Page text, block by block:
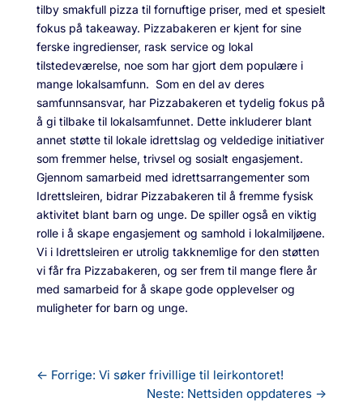
tilby smakfull pizza til fornuftige priser, med et spesielt
fokus på takeaway. Pizzabakeren er kjent for sine
ferske ingredienser, rask service og lokal
tilstedeværelse, noe som har gjort dem populære i
mange lokalsamfunn. Som en del av deres
samfunnsansvar, har Pizzabakeren et tydelig fokus på
å gi tilbake til lokalsamfunnet. Dette inkluderer blant
annet støtte til lokale idrettslag og veldedige initiativer
som fremmer helse, trivsel og sosialt engasjement.
Gjennom samarbeid med idrettsarrangementer som
Idrettsleiren, bidrar Pizzabakeren til å fremme fysisk
aktivitet blant barn og unge. De spiller også en viktig
rolle i å skape engasjement og samhold i lokalmiljøene.
Vi i Idrettsleiren er utrolig takknemlige for den støtten
vi får fra Pizzabakeren, og ser frem til mange flere år
med samarbeid for å skape gode opplevelser og
muligheter for barn og unge.
← Forrige: Vi søker frivillige til leirkontoret!
Neste: Nettsiden oppdateres →